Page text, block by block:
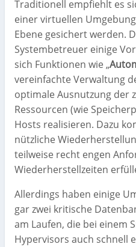
Traditionell empfiehlt es
einer virtuellen
Ebene gesichert werden.
Systembetreuer einige
sich Funktionen wie „
vereinfachte Verwaltung
optimale Ausnutzung der
Ressourcen (wie
Hosts realisieren. Dazu
nützliche
teilweise recht engen
Wiederherstellzeiten
Allerdings haben einige
gar zwei kritische
am Laufen, die bei einem
Hypervisors auch schnell